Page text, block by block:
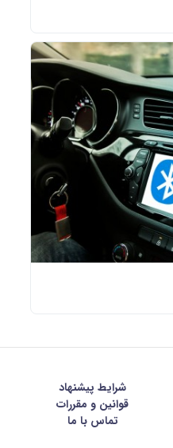
شرايط پيشنهاد
قوانین و مقررات
تماس با ما